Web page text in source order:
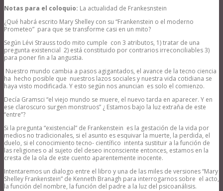
Notas para el coloquio: La actualidad de Frankesnstein
¿Qué habrá escrito Mary Shelley con su “Frankenstein o el moderno
Prometeo” para que se transforme casi en un mito?
Según Lévi Strauss todo mito cumple con 3 atributos, 1) tratar de una
pregunta existencial 2) está constituido por contrarios irreconciliables 3)
para poner fin a la angustia.
Nuestro mundo cambia a pasos agigantados, el avance de la tecno ciencia
ha hecho posible que nuestros lazos sociales y nuestra vida cotidiana se
haya visto modificada. Y esto según nos anuncian es solo el comienzo.
Decía Gramsci “el viejo mundo se muere, el nuevo tarda en aparecer. Y en
ese claroscuro surgen monstruos” ¿ Estamos bajo la luz extraña de este
“entre”?
Si la pregunta “existencial” de Frankenstein es la gestación de la vida por
medios no tradicionales, si el asunto es esquivar la muerte, la perdida, el
duelo, si el conocimiento tecno- científico intenta sustituir a la función de
las religiones o al sujeto del deseo inconsciente entonces, estamos en la
cresta de la ola de este cuento aparentemente inocente.
Intentaremos un dialogo entre el libro y una de las miles de versiones “Mary
Shelley Frankenstein” de Kenneth Branagh para interrogarnos sobre el acto,
la función del nombre, la función del padre a la luz del psicoanálisis.